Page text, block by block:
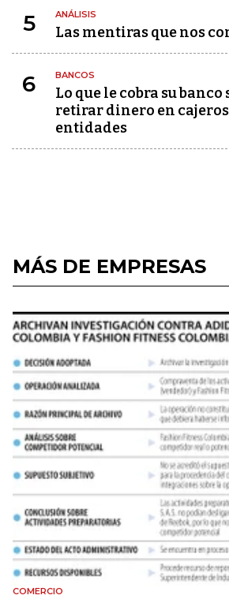
5 ANÁLISIS
Las mentiras que nos
6 BANCOS
Lo que le cobra su
retirar dinero en
entidades
MÁS DE EMPRESAS
COMERCIO